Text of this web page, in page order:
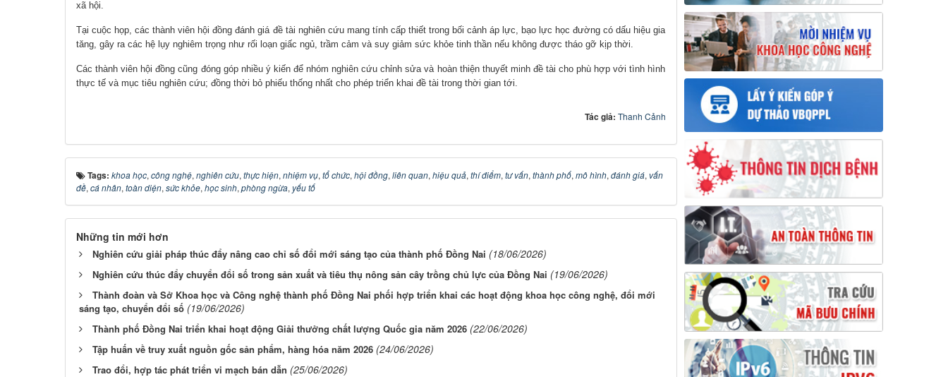
xã hội.
Tại cuộc họp, các thành viên hội đồng đánh giá đề tài nghiên cứu mang tính cấp thiết trong bối cảnh áp lực, bạo lực học đường có dấu hiệu gia
tăng, gây ra các hệ lụy nghiêm trọng như rối loạn giấc ngủ, trầm cảm và suy giảm sức khỏe tinh thần nếu không được tháo gỡ kịp thời.
Các thành viên hội đồng cũng đóng góp nhiều ý kiến để nhóm nghiên cứu chỉnh sửa và hoàn thiện thuyết minh đề tài cho phù hợp với tình hình
thực tế và mục tiêu nghiên cứu; đồng thời bỏ phiếu thống nhất cho phép triển khai đề tài trong thời gian tới.
Tác giả: Thanh Cảnh
Tags: khoa học, công nghệ, nghiên cứu, thực hiện, nhiệm vụ, tổ chức, hội đồng, liên quan, hiệu quả, thí điểm, tư vấn, thành phố, mô hình, đánh giá, vấn
đề, cá nhân, toàn diện, sức khỏe, học sinh, phòng ngừa, yếu tố
Những tin mới hơn
Nghiên cứu giải pháp thúc đẩy nâng cao chỉ số đổi mới sáng tạo của thành phố Đồng Nai (18/06/2026)
Nghiên cứu thúc đẩy chuyển đổi số trong sản xuất và tiêu thụ nông sản cây trồng chủ lực của Đồng Nai (19/06/2026)
Thành đoàn và Sở Khoa học và Công nghệ thành phố Đồng Nai phối hợp triển khai các hoạt động khoa học công nghệ, đổi mới
sáng tạo, chuyển đổi số (19/06/2026)
Thành phố Đồng Nai triển khai hoạt động Giải thưởng chất lượng Quốc gia năm 2026 (22/06/2026)
Tập huấn về truy xuất nguồn gốc sản phẩm, hàng hóa năm 2026 (24/06/2026)
Trao đổi, hợp tác phát triển vi mạch bán dẫn (25/06/2026)